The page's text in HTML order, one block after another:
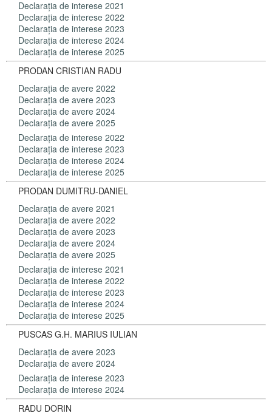
Declaraţia de interese 2021
Declaraţia de interese 2022
Declaraţia de interese 2023
Declaraţia de interese 2024
Declaraţia de interese 2025
PRODAN CRISTIAN RADU
Declaraţia de avere 2022
Declaraţia de avere 2023
Declaraţia de avere 2024
Declaraţia de avere 2025
Declaraţia de interese 2022
Declaraţia de interese 2023
Declaraţia de interese 2024
Declaraţia de interese 2025
PRODAN DUMITRU-DANIEL
Declaraţia de avere 2021
Declaraţia de avere 2022
Declaraţia de avere 2023
Declaraţia de avere 2024
Declaraţia de avere 2025
Declaraţia de interese 2021
Declaraţia de interese 2022
Declaraţia de interese 2023
Declaraţia de interese 2024
Declaraţia de interese 2025
PUSCAS G.H. MARIUS IULIAN
Declaraţia de avere 2023
Declaraţia de avere 2024
Declaraţia de interese 2023
Declaraţia de interese 2024
RADU DORIN